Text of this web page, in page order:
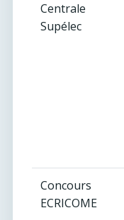
Centrale
Supélec
Concours
ECRICOME